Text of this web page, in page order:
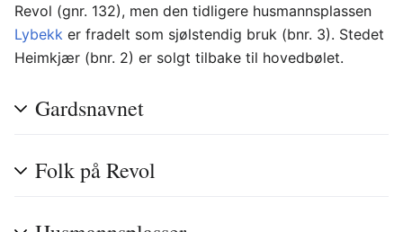
Revol (gnr. 132), men den tidligere husmannsplassen
Lybekk er fradelt som sjølstendig bruk (bnr. 3). Stedet
Heimkjær (bnr. 2) er solgt tilbake til hovedbølet.
Gardsnavnet
Folk på Revol